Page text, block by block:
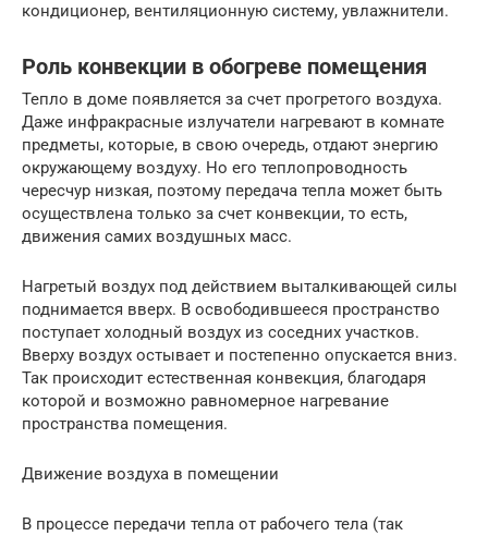
кондиционер, вентиляционную систему, увлажнители.
Роль конвекции в обогреве помещения
Тепло в доме появляется за счет прогретого воздуха.
Даже инфракрасные излучатели нагревают в комнате
предметы, которые, в свою очередь, отдают энергию
окружающему воздуху. Но его теплопроводность
чересчур низкая, поэтому передача тепла может быть
осуществлена только за счет конвекции, то есть,
движения самих воздушных масс.
Нагретый воздух под действием выталкивающей силы
поднимается вверх. В освободившееся пространство
поступает холодный воздух из соседних участков.
Вверху воздух остывает и постепенно опускается вниз.
Так происходит естественная конвекция, благодаря
которой и возможно равномерное нагревание
пространства помещения.
Движение воздуха в помещении
В процессе передачи тепла от рабочего тела (так